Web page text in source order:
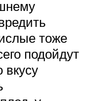
тоже
подойдут